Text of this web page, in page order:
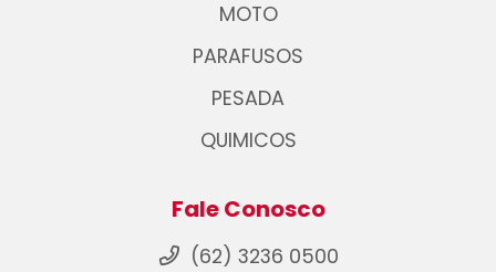
MOTO
PARAFUSOS
PESADA
QUIMICOS
Fale Conosco
(62) 3236 0500